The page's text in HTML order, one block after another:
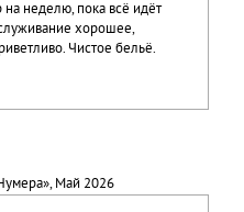
на неделю, пока всё идёт
хорошее,
Чистое бельё.
», Май 2026